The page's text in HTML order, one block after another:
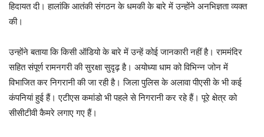
हिदायत दी। हालांकि आतंकी संगठन के धमकी के बारे में उन्होंने अनभिज्ञता व्यक्त
की।
उन्होंने बताया कि किसी ऑडियो के बारे में उन्हें कोई जानकारी नहीं है। राममंदिर
सहित संपूर्ण रामनगरी की सुरक्षा सुदृढ़ है। अयोध्या धाम को विभिन्न जोन में
विभाजित कर निगरानी की जा रही है। जिला पुलिस के अलावा पीएसी के भी कई
कंपनियां हुई हैं। एटीएस कमांडो भी पहले से निगरानी कर रहे हैं। पूरे क्षेत्र को
सीसीटीवी कैमरे लगाए गए हैं।